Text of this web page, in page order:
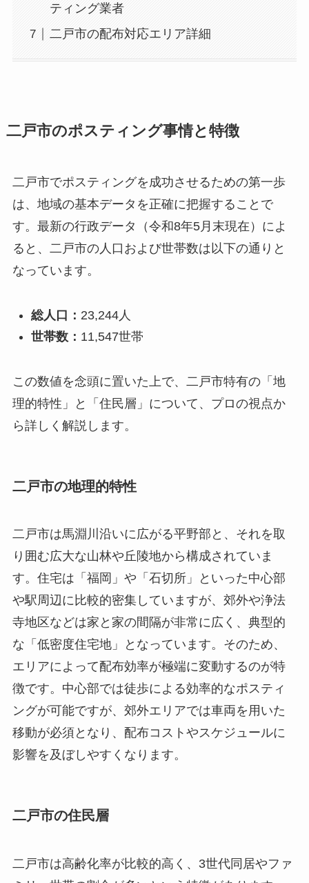
ティング業者
二戸市の配布対応エリア詳細
二戸市のポスティング事情と特徴
二戸市でポスティングを成功させるための第一歩
は、地域の基本データを正確に把握することで
す。最新の行政データ（令和8年5月末現在）によ
ると、二戸市の人口および世帯数は以下の通りと
なっています。
総人口： 23,244人
世帯数： 11,547世帯
この数値を念頭に置いた上で、二戸市特有の「地
理的特性」と「住民層」について、プロの視点か
ら詳しく解説します。
二戸市の地理的特性
二戸市は馬淵川沿いに広がる平野部と、それを取
り囲む広大な山林や丘陵地から構成されていま
す。住宅は「福岡」や「石切所」といった中心部
や駅周辺に比較的密集していますが、郊外や浄法
寺地区などは家と家の間隔が非常に広く、典型的
な「低密度住宅地」となっています。そのため、
エリアによって配布効率が極端に変動するのが特
徴です。中心部では徒歩による効率的なポスティ
ングが可能ですが、郊外エリアでは車両を用いた
移動が必須となり、配布コストやスケジュールに
影響を及ぼしやすくなります。
二戸市の住民層
二戸市は高齢化率が比較的高く、3世代同居やファ